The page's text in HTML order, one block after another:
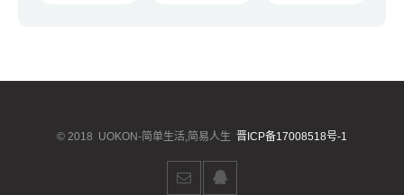
© 2018 UOKON-简单生活,简易人生 晋ICP备17008518号-1